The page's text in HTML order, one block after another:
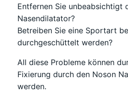
Entfernen Sie unbeabsichtigt
Nasendilatator?
Betreiben Sie eine Sportart
durchgeschüttelt werden?
All diese Probleme können
Fixierung durch den Noson
werden.